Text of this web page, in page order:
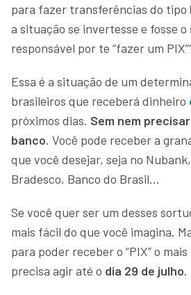
para fazer transferências do tipo
a situação se invertesse e fosse o
responsável por te “fazer um
Essa é a situação de um
brasileiros que receberá dinheiro
próximos dias. Sem nem
banco. Você pode receber a
que você desejar, seja no
Bradesco, Banco do Brasil…
Se você quer ser um desses
mais fácil do que você imagina.
para poder receber o “PIX” o
precisa agir até o dia 29 de julho.